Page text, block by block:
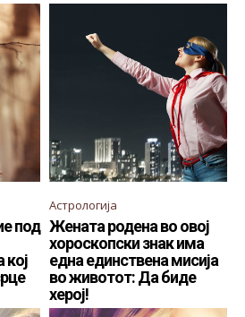
под
кој
Астрологија
Жената родена во овој
хороскопски знак има
една единствена мисија
во животот: Да биде
херој!